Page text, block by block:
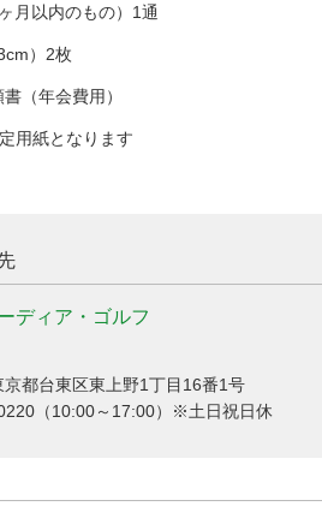
月以内のもの）1通
）2枚
（年会費用）
用紙となります
ディア・ゴルフ
都台東区東上野1丁目16番1号
（10:00～17:00）※土日祝日休